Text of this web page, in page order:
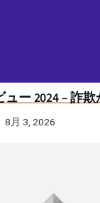
ー 2024 – 詐
8月 3, 2026